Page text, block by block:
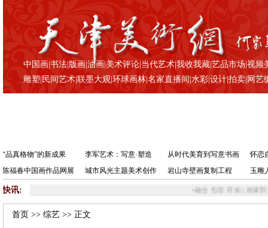
中国画 |书法 版画 |油画 |美术评论 当代艺术 |我收我藏 |艺品市场 |视频
雕塑 民间艺术 |联墨大观 |环球画林 |名家直播间 |水彩 |设计 |拍卖 网艺
“品真格物”的新成果 李军艺术：写意·塑造 从时代美育到写意书画
怀恋
陈福春中国画作品网展
城市风光主题美术创作 岩山寺壁画复制工程 玉雕
快讯: 融合 包容 开拓 | 画家郭文伟解读
首页 >>综艺 >> 正文